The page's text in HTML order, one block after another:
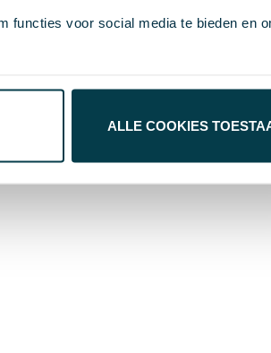
functies voor social media te bieden en
ALLE COOKIES